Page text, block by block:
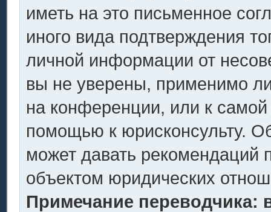
иметь на это письменное
иного вида подтверждения
личной информации от
вы не уверены, применимо
на конференции, или к
помощью к юрисконсульту.
может давать рекомендаций
объектом юридических
Примечание переводчика: